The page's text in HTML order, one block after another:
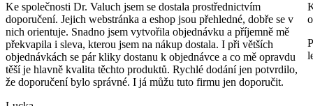
Ke společnosti Dr. Valuch jsem se dostala prostřednictvím
doporučení. Jejich webstránka a eshop jsou přehledné, dobře se v
nich orientuje. Snadno jsem vytvořila objednávku a příjemně mě
překvapila i sleva, kterou jsem na nákup dostala. I při větších
objednávkách se pár kliky dostanu k objednávce a co mě opravdu
těší je hlavně kvalita těchto produktů. Rychlé dodání jen potvrdilo,
že doporučení bylo správné. I já můžu tuto firmu jen doporučit.